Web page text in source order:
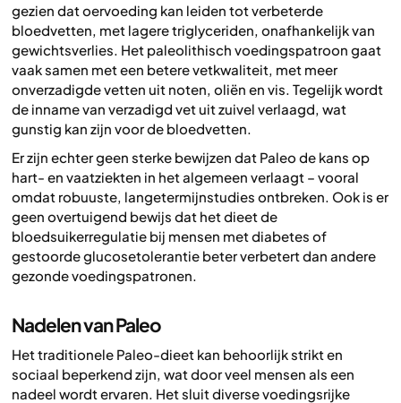
gezien dat oervoeding kan leiden tot verbeterde
bloedvetten, met lagere triglyceriden, onafhankelijk van
gewichtsverlies. Het paleolithisch voedingspatroon gaat
vaak samen met een betere vetkwaliteit, met meer
onverzadigde vetten uit noten, oliën en vis. Tegelijk wordt
de inname van verzadigd vet uit zuivel verlaagd, wat
gunstig kan zijn voor de bloedvetten.
Er zijn echter geen sterke bewijzen dat Paleo de kans op
hart- en vaatziekten in het algemeen verlaagt – vooral
omdat robuuste, langetermijnstudies ontbreken. Ook is er
geen overtuigend bewijs dat het dieet de
bloedsuikerregulatie bij mensen met diabetes of
gestoorde glucosetolerantie beter verbetert dan andere
gezonde voedingspatronen.
Nadelen van Paleo
Het traditionele Paleo-dieet kan behoorlijk strikt en
sociaal beperkend zijn, wat door veel mensen als een
nadeel wordt ervaren. Het sluit diverse voedingsrijke